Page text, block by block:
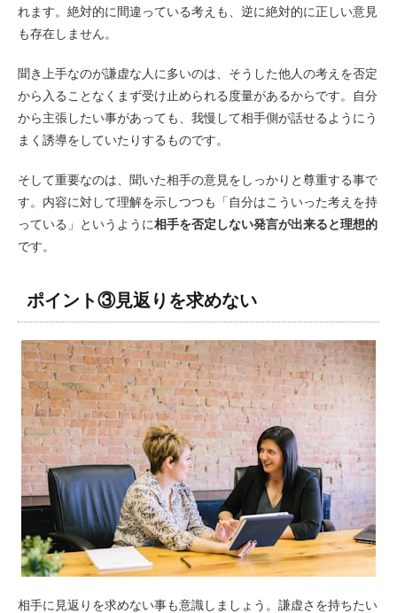
れます。絶対的に間違っている考えも、逆に絶対的に正しい意見
も存在しません。
聞き上手なのが謙虚な人に多いのは、そうした他人の考えを否定
から入ることなくまず受け止められる度量があるからです。自分
から主張したい事があっても、我慢して相手側が話せるようにう
まく誘導をしていたりするものです。
そして重要なのは、聞いた相手の意見をしっかりと尊重する事で
す。内容に対して理解を示しつつも「自分はこういった考えを持
っている」というように相手を否定しない発言が出来ると理想的
です。
ポイント③見返りを求めない
相手に見返りを求めない事も意識しましょう。謙虚さを持ちたい